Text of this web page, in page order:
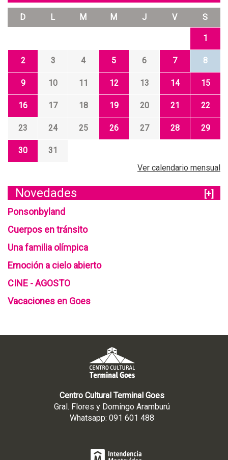
D L M M J V S
1
2 3 4 5 6 7 8
9 10 11 12 13 14 15
16 17 18 19 20 21 22
23 24 25 26 27 28 29
30
31
Ver calendario mensual
Novedades
[+]
Ponsonbyland
Cuerpos en tránsito
Una familia olímpica
Emoción a cielo abierto
CINE - AGOSTO
Vacaciones en Goes
Centro Cultural Terminal Goes
Gral. Flores y Domingo Aramburú
Whatsapp: 091 601 488